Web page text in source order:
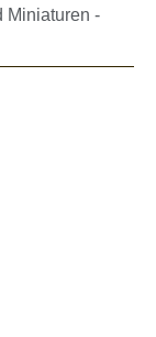
Miniaturen -